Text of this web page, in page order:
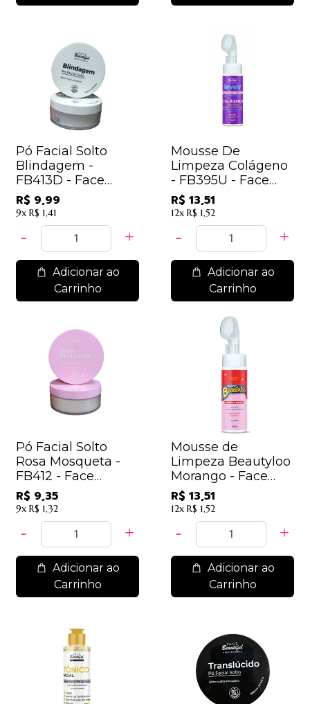
Pó Facial Solto
Blindagem -
FB413D - Face
Beautiful
R$ 9,99
9x R$ 1,41
Adicionar ao
Carrinho
Mousse De
Limpeza Colágeno
- FB395U - Face
Beautiful
R$ 13,51
12x R$ 1,52
Adicionar ao
Carrinho
Pó Facial Solto
Rosa Mosqueta -
FB412 - Face
Beautiful
R$ 9,35
9x R$ 1,32
Adicionar ao
Carrinho
Mousse de
Limpeza Beautyloo
Morango - Face
Beautiful
R$ 13,51
12x R$ 1,52
Adicionar ao
Carrinho